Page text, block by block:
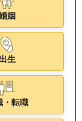
姻
出生
・転職